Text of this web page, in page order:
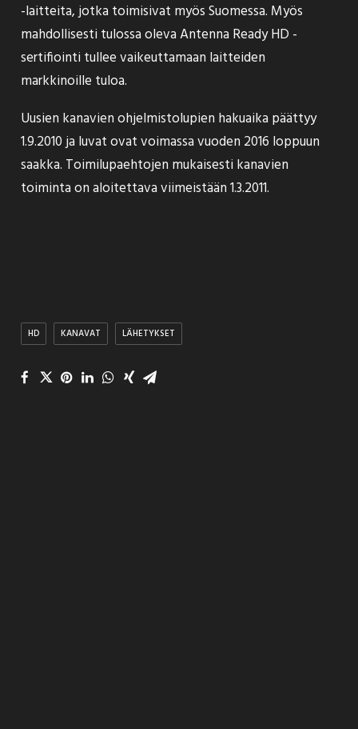
-laitteita, jotka toimisivat myös Suomessa. Myös
mahdollisesti tulossa olevaAntenna Ready HD -
sertifiointi tullee vaikeuttamaan laitteiden
markkinoille tuloa.
Uusien kanavien ohjelmistolupien hakuaika päättyy
1.9.2010 ja luvat ovat voimassa vuoden 2016 loppuun
saakka. Toimilupaehtojen mukaisesti kanavien
toiminta on aloitettava viimeistään 1.3.2011.
HD KANAVAT LÄHETYKSET